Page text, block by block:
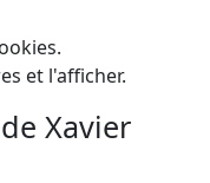
et l'afficher.
Xavier